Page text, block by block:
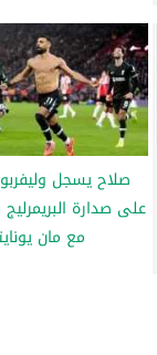
صلاح يسجل
على صدارة البريمرليج
مع مان